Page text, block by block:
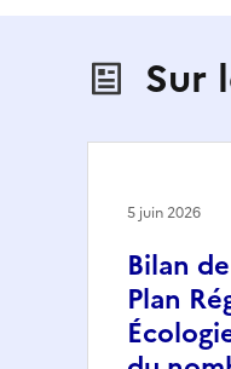
Sur
Bilan
Plan
5 juin 2026